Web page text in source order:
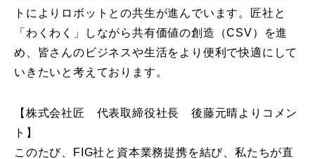
トによりロボットとの共生が進んでいます。匠社と
「わくわく」しながら共有価値の創造（CSV）を進
め、皆さんのビジネスや生活をより便利で快適にして
いきたいと考えております。
【株式会社匠 代表取締役社長 後藤元晴よりコメン
ト】
このたび、FIG社と資本業務提携を結び、私たちが直